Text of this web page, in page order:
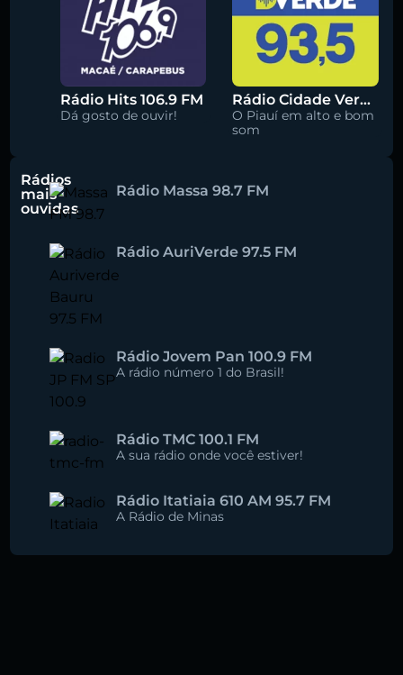
Rádio Hits 106.9 FM
Dá gosto de ouvir!
Rádio Cidade Verde 93.5 FM
O Piauí em alto e bom
som
Rádios
mais
ouvidas
Rádio Massa 98.7 FM
Rádio AuriVerde 97.5 FM
Rádio Jovem Pan 100.9 FM
A rádio número 1 do Brasil!
Rádio TMC 100.1 FM
A sua rádio onde você estiver!
Rádio Itatiaia 610 AM 95.7 FM
A Rádio de Minas